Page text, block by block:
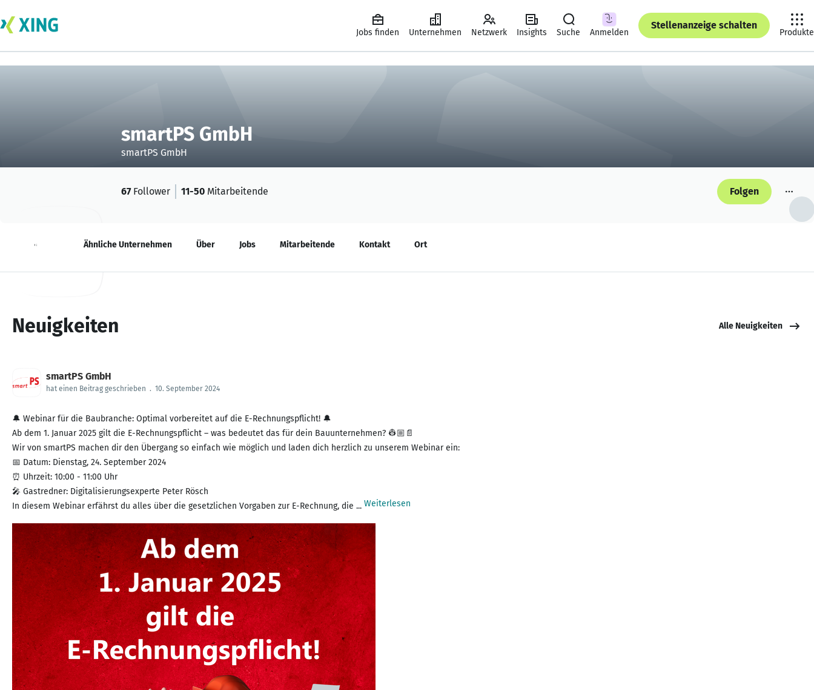
Jobs finden Unternehmen Netzwerk Insights Suche Anmelden
Stellenanzeige schalten
Produkte
smartPS GmbH
smartPS GmbH
67Follower 11-50 Mitarbeitende Folgen
Neuigkeiten Ähnliche Unternehmen Über Jobs Mitarbeitende Kontakt Ort
Neuigkeiten Alle Neuigkeiten
smartPS GmbH
hat einen Beitrag geschrieben . 10. September 2024
🔔 Webinar für die Baubranche: Optimal vorbereitet auf die E-Rechnungspflicht! 🔔
Ab dem 1. Januar 2025 gilt die E-Rechnungspflicht – was bedeutet das für dein Bauunternehmen? 👷🏼📄
Wir von smartPS machen dir den Übergang so einfach wie möglich und laden dich herzlich zu unserem Webinar ein:
📅 Datum: Dienstag, 24. September 2024
⏰ Uhrzeit: 10:00 - 11:00 Uhr
🎤 Gastredner: Digitalisierungsexperte Peter Rösch
In diesem Webinar erfährst du alles über die gesetzlichen Vorgaben zur E-Rechnung, die ... Weiterlesen